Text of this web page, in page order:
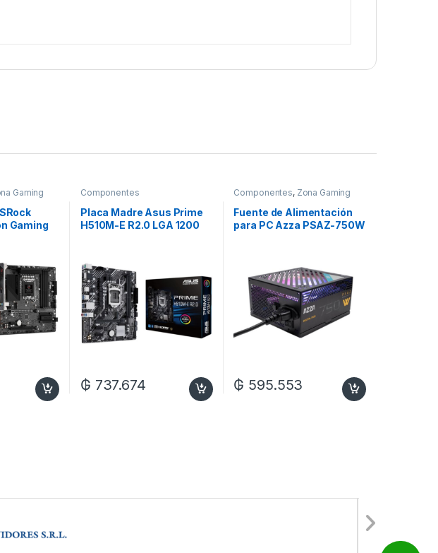
Gaming
Gaming
Componentes
Placa Madre Asus Prime
H510M-E R2.0 LGA 1200
₲ 737.674
Componentes, Zona Gaming
Fuente de Alimentación
para PC Azza PSAZ-750W
₲ 595.553